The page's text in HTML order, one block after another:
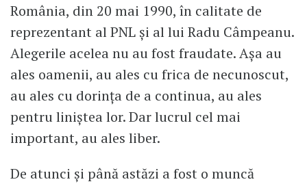
România, din 20 mai 1990, în calitate de
reprezentant al PNL și al lui Radu Câmpeanu.
Alegerile acelea nu au fost fraudate. Așa au
ales oamenii, au ales cu frica de necunoscut,
au ales cu dorința de a continua, au ales
pentru liniștea lor. Dar lucrul cel mai
important, au ales liber.
De atunci și până astăzi a fost o muncă